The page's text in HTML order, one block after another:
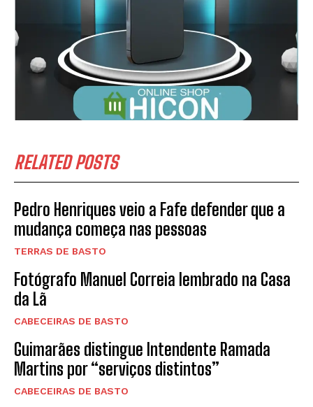
Li e aceito a vossa Politica de Privacidade
RELATED POSTS
Pedro Henriques veio a Fafe defender que a
mudança começa nas pessoas
TERRAS DE BASTO
Fotógrafo Manuel Correia lembrado na Casa
da Lã
CABECEIRAS DE BASTO
Guimarães distingue Intendente Ramada
Martins por “serviços distintos”
CABECEIRAS DE BASTO